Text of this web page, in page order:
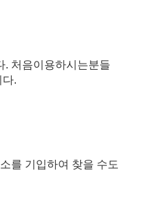
. 처음이용하시는분들
.
를 기입하여 찾을 수도